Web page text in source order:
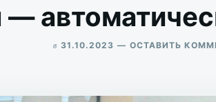
—
в 31.10.2023 ОСТАВИТЬ